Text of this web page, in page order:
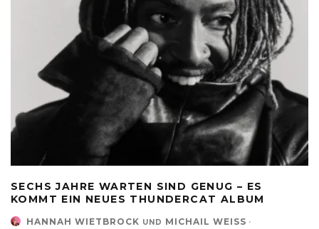
SECHS JAHRE WARTEN SIND GENUG – ES
KOMMT EIN NEUES THUNDERCAT ALBUM
HANNAH WIETBROCK UND MICHAIL WEISS ·